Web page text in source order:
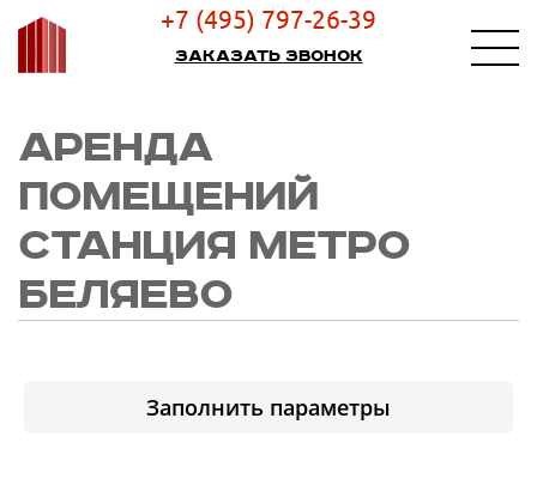
+7 (495) 797-26-39
Заказать звонок
АРЕНДА
ПОМЕЩЕНИЙ
СТАНЦИЯ МЕТРО
БЕЛЯЕВО
Заполнить параметры